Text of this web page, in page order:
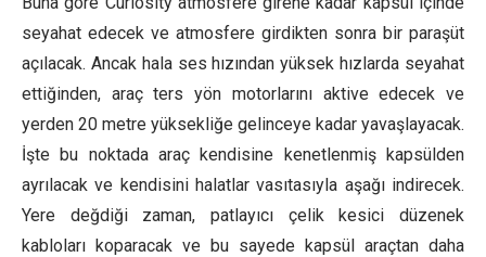
seyahat edecek ve atmosfere girdikten sonra bir paraşüt
açılacak. Ancak hala ses hızından yüksek hızlarda seyahat
ettiğinden, araç ters yön motorlarını aktive edecek ve
yerden 20 metre yüksekliğe gelinceye kadar yavaşlayacak.
İşte bu noktada araç kendisine kenetlenmiş kapsülden
ayrılacak ve kendisini halatlar vasıtasıyla aşağı indirecek.
Yere değdiği zaman, patlayıcı çelik kesici düzenek
kabloları koparacak ve bu sayede kapsül araçtan daha